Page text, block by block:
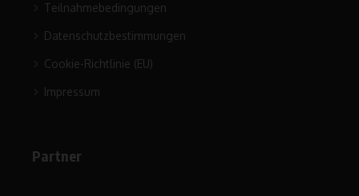
Teilnahmebedingungen
Datenschutzbestimmungen
Cookie-Richtlinie (EU)
Impressum
Partner